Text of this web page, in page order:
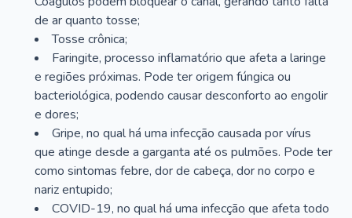
de ar quanto tosse;
Tosse crônica;
Faringite, processo inflamatório que afeta a laringe
e regiões próximas. Pode ter origem fúngica ou
bacteriológica, podendo causar desconforto ao engolir
e dores;
Gripe, no qual há uma infecção causada por vírus
que atinge desde a garganta até os pulmões. Pode ter
como sintomas febre, dor de cabeça, dor no corpo e
nariz entupido;
COVID-19, no qual há uma infecção que afeta todo